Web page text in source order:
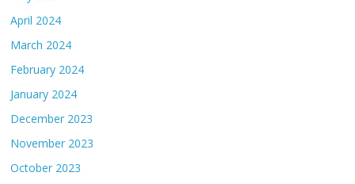
April 2024
March 2024
February 2024
January 2024
December 2023
November 2023
October 2023